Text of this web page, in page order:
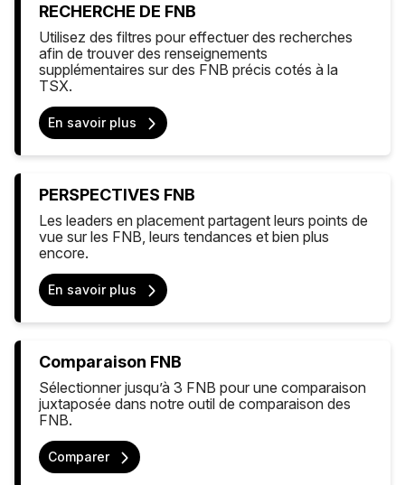
RECHERCHE DE FNB
Utilisez des filtres pour effectuer des recherches
afin de trouver des renseignements
supplémentaires sur des FNB précis cotés à la
TSX.
En savoir plus
PERSPECTIVES FNB
Les leaders en placement partagent leurs points de
vue sur les FNB, leurs tendances et bien plus
encore.
En savoir plus
Comparaison FNB
Sélectionner jusqu’à 3 FNB pour une comparaison
juxtaposée dans notre outil de comparaison des
FNB.
Comparer